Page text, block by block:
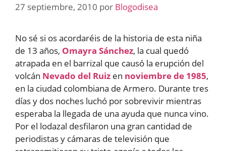
27 septiembre, 2010 por Blogodisea
No sé si os acordaréis de la historia de esta niña
de 13 años, Omayra Sánchez, la cual quedó
atrapada en el barrizal que causó la erupción del
volcán Nevado del Ruiz en noviembre de 1985,
en la ciudad colombiana de Armero. Durante tres
días y dos noches luchó por sobrevivir mientras
esperaba la llegada de una ayuda que nunca vino.
Por el lodazal desfilaron una gran cantidad de
periodistas y cámaras de televisión que